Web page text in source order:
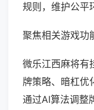
规则，维护公平
聚焦相关游戏功
微乐江西麻将有
牌策略、暗杠优
通过AI算法调整